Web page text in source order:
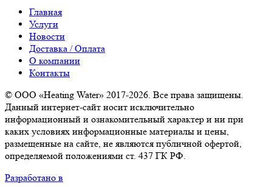
Главная
Услуги
Новости
Доставка / Оплата
О компании
Контакты
© ООО «Heating Water» 2017-2026. Все права защищены.
Данный интернет-сайт носит исключительно
информационный и ознакомительный характер и ни при
каких условиях информационные материалы и цены,
размещенные на сайте, не являются публичной офертой,
определяемой положениями ст. 437 ГК РФ.
Разработано в